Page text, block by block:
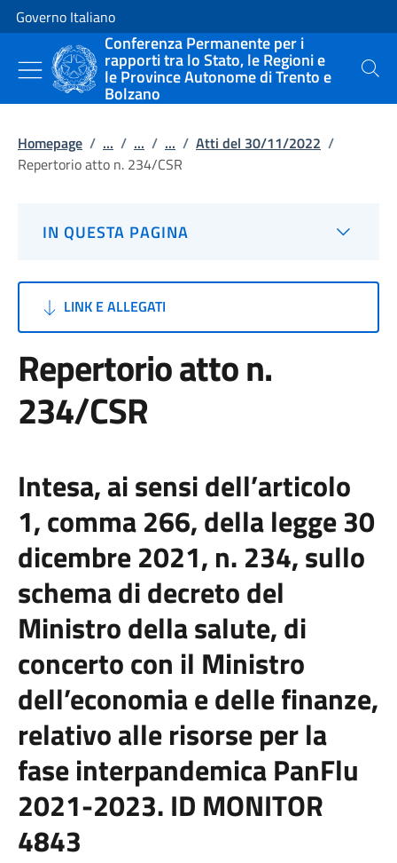
Vai al contenuto
Vai alla navigazione del sito
Governo Italiano
Conferenza Permanente per i
rapporti tra lo Stato, le Regioni e
le Province Autonome di Trento e
Bolzano
Cerca
Homepage / ... / ... / ... / Atti del 30/11/2022 /
Repertorio atto n. 234/CSR
IN QUESTA PAGINA
LINK E ALLEGATI
Repertorio atto n.
234/CSR
Intesa, ai sensi dell’articolo
1, comma 266, della legge 30
dicembre 2021, n. 234, sullo
schema di decreto del
Ministro della salute, di
concerto con il Ministro
dell’economia e delle finanze,
relativo alle risorse per la
fase interpandemica PanFlu
2021-2023. ID MONITOR
4843